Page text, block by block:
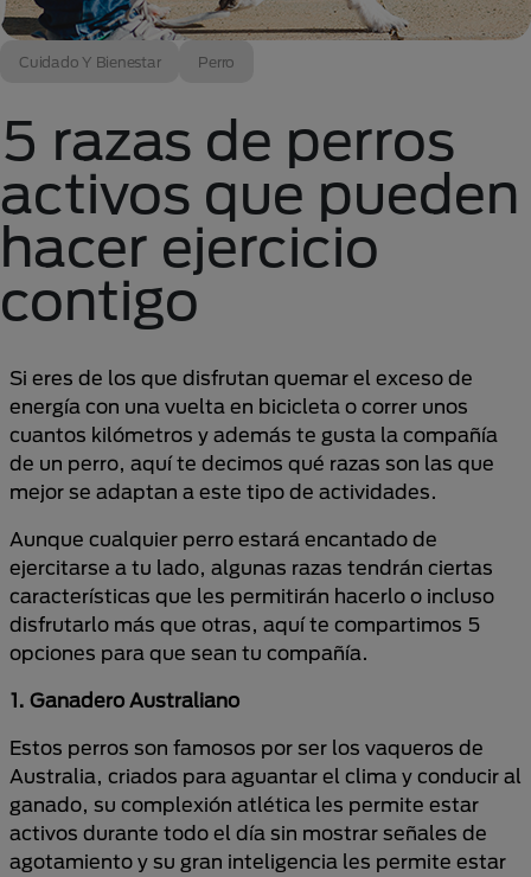
Cuidado Y Bienestar Perro
5 razas de perros
activos que pueden
hacer ejercicio
contigo
Si eres de los que disfrutan quemar el exceso de
energía con una vuelta en bicicleta o correr unos
cuantos kilómetros y además te gusta la compañía
de un perro, aquí te decimos qué razas son las que
mejor se adaptan a este tipo de actividades.
Aunque cualquier perro estará encantado de
ejercitarse a tu lado, algunas razas tendrán ciertas
características que les permitirán hacerlo o incluso
disfrutarlo más que otras, aquí te compartimos 5
opciones para que sean tu compañía.
1. Ganadero Australiano
Estos perros son famosos por ser los vaqueros de
Australia, criados para aguantar el clima y conducir al
ganado, su complexión atlética les permite estar
activos durante todo el día sin mostrar señales de
agotamiento y su gran inteligencia les permite estar